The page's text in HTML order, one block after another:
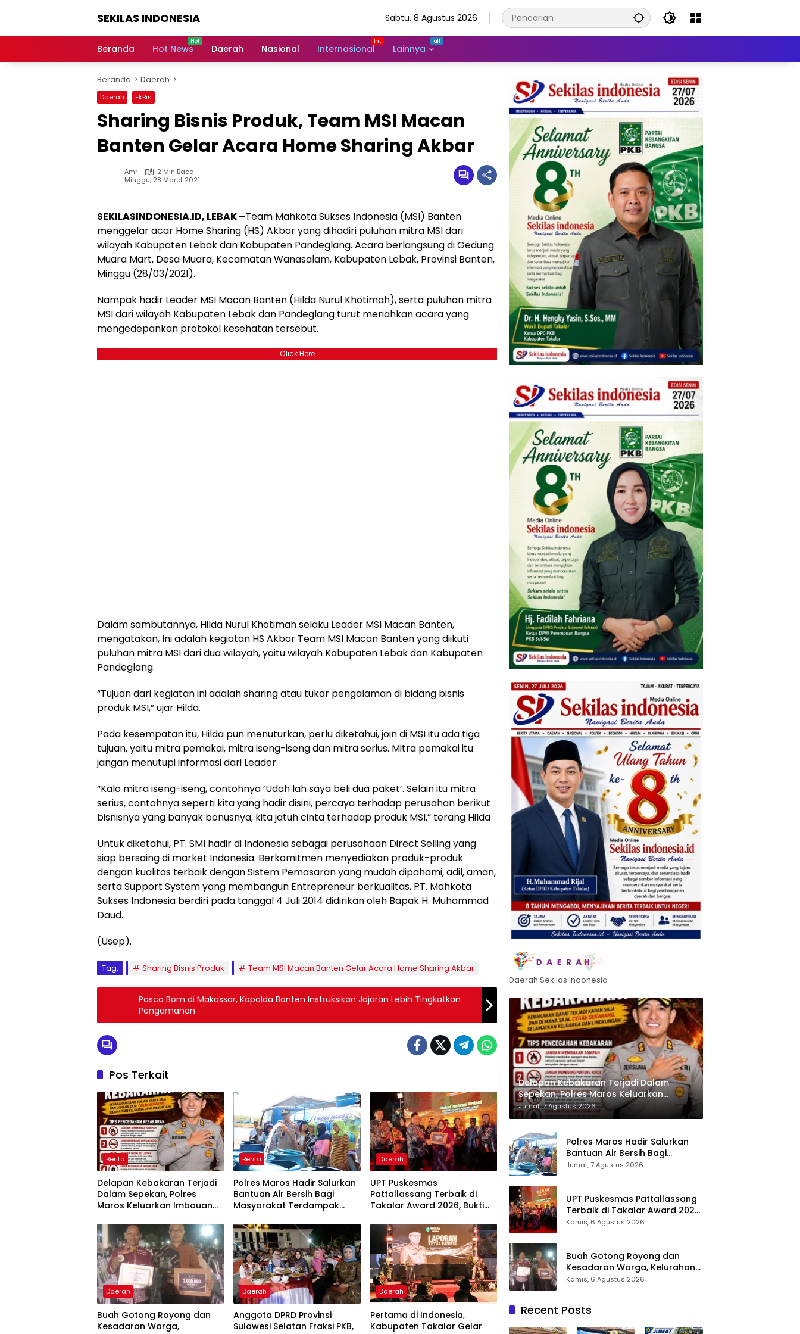
SEKILAS INDONESIA
Terkini,
Latest
World,
Headlines,
News
Sabtu, 8 Agustus 2026
Beranda Hot News Daerah Nasional Internasional Lainnya
Beranda Daerah
Daerah EkBis
Sharing Bisnis Produk, Team MSI Macan
Banten Gelar Acara Home Sharing Akbar
Amr
2 Min Baca
Minggu, 28 Maret 2021
SEKILASINDONESIA.ID, LEBAK –Team Mahkota Sukses Indonesia (MSI) Banten
menggelar acar Home Sharing (HS) Akbar yang dihadiri puluhan mitra MSI dari
wilayah Kabupaten Lebak dan Kabupaten Pandeglang. Acara berlangsung di Gedung
Muara Mart, Desa Muara, Kecamatan Wanasalam, Kabupaten Lebak, Provinsi Banten,
Minggu (28/03/2021).
Nampak hadir Leader MSI Macan Banten (Hilda Nurul Khotimah), serta puluhan mitra
MSI dari wilayah Kabupaten Lebak dan Pandeglang turut meriahkan acara yang
mengedepankan protokol kesehatan tersebut.
Click Here
Dalam sambutannya, Hilda Nurul Khotimah selaku Leader MSI Macan Banten,
mengatakan, Ini adalah kegiatan HS Akbar Team MSI Macan Banten yang diikuti
puluhan mitra MSI dari dua wilayah, yaitu wilayah Kabupaten Lebak dan Kabupaten
Pandeglang.
“Tujuan dari kegiatan ini adalah sharing atau tukar pengalaman di bidang bisnis
produk MSI,” ujar Hilda.
Pada kesempatan itu, Hilda pun menuturkan, perlu diketahui, join di MSI itu ada tiga
tujuan, yaitu mitra pemakai, mitra iseng-iseng dan mitra serius. Mitra pemakai itu
jangan menutupi informasi dari Leader.
“Kalo mitra iseng-iseng, contohnya ‘Udah lah saya beli dua paket’. Selain itu mitra
serius, contohnya seperti kita yang hadir disini, percaya terhadap perusahan berikut
bisnisnya yang banyak bonusnya, kita jatuh cinta terhadap produk MSI,” terang Hilda
Untuk diketahui, PT. SMI hadir di Indonesia sebagai perusahaan Direct Selling yang
siap bersaing di market Indonesia. Berkomitmen menyediakan produk-produk
dengan kualitas terbaik dengan Sistem Pemasaran yang mudah dipahami, adil, aman,
serta Support System yang membangun Entrepreneur berkualitas, PT. Mahkota
Sukses Indonesia berdiri pada tanggal 4 Juli 2014 didirikan oleh Bapak H. Muhammad
Daud.
(Usep).
Tag: Sharing Bisnis Produk Team MSI Macan Banten Gelar Acara Home Sharing Akbar
Pasca Bom di Makassar, Kapolda Banten Instruksikan Jajaran Lebih Tingkatkan
Pengamanan
Pos Terkait
Berita
Delapan Kebakaran Terjadi
Dalam Sepekan, Polres
Maros Keluarkan Imbauan
Berita
Polres Maros Hadir Salurkan
Bantuan Air Bersih Bagi
Masyarakat Terdampak
Daerah
UPT Puskesmas
Pattallassang Terbaik di
Takalar Award 2026, Bukti
Pelayanan Kesehatan
Berkualitas
Daerah
Buah Gotong Royong dan
Kesadaran Warga,
Daerah
Anggota DPRD Provinsi
Sulawesi Selatan Fraksi PKB,
Daerah
Pertama di Indonesia,
Kabupaten Takalar Gelar
Daerah Sekilas Indonesia
Delapan Kebakaran Terjadi Dalam
Sepekan, Polres Maros Keluarkan
Imbauan kepada Masyarakat
Jumat, 7 Agustus 2026
Polres Maros Hadir Salurkan
Bantuan Air Bersih Bagi
Masyarakat Terdampak Krisis
Jumat, 7 Agustus 2026
UPT Puskesmas Pattallassang
Terbaik di Takalar Award 2026,
Bukti Komitmen Hadirkan
Kamis, 6 Agustus 2026
Buah Gotong Royong dan
Kesadaran Warga, Kelurahan
Patte’ne Menjadi Bintang
Kamis, 6 Agustus 2026
Recent Posts